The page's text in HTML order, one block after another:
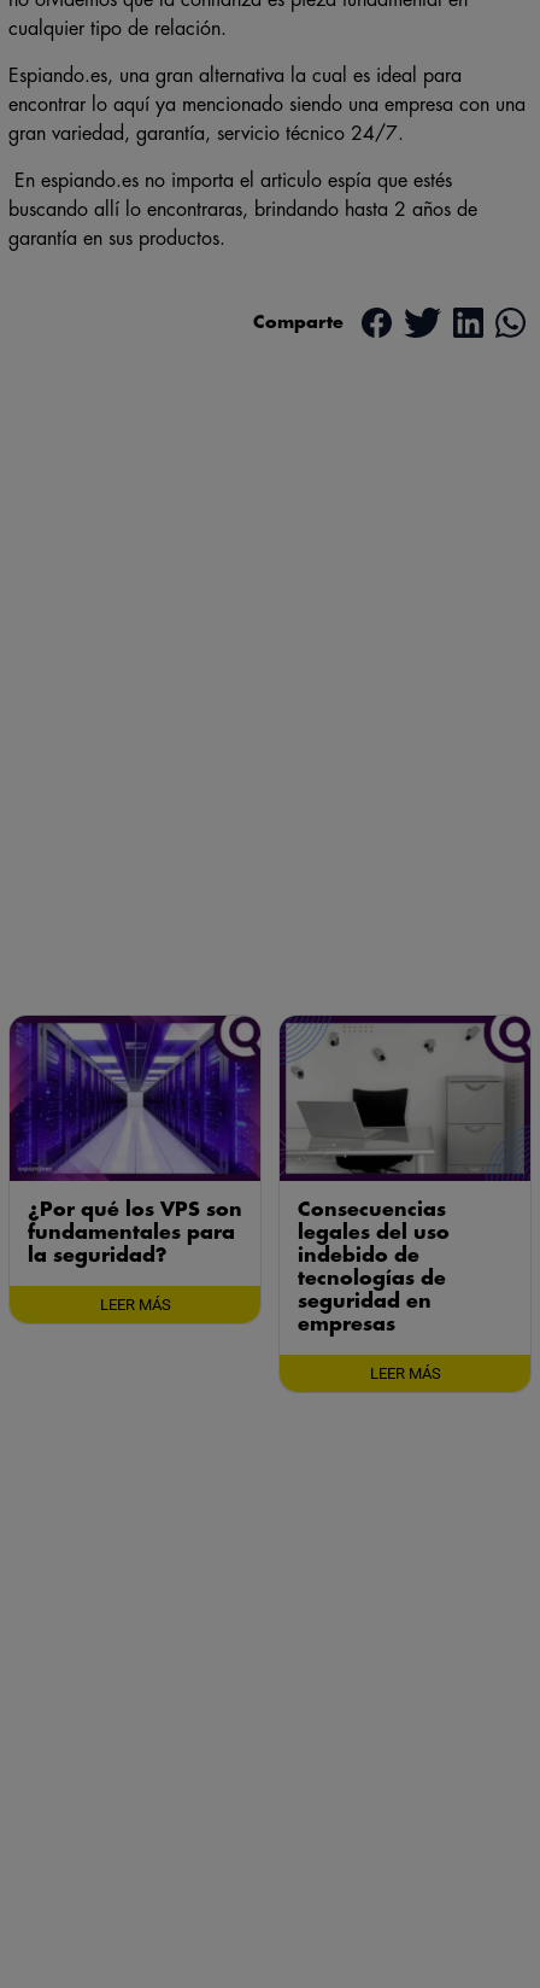
cualquier tipo de relación.
Espiando.es, una gran alternativa la cual es ideal para
encontrar lo aquí ya mencionado siendo una empresa con una
gran variedad, garantía, servicio técnico 24/7.
En espiando.es no importa el articulo espía que estés
buscando allí lo encontraras, brindando hasta 2 años de
garantía en sus productos.
Comparte
¿Por qué los VPS son
fundamentales para
la seguridad?
LEER MÁS
Consecuencias
legales del uso
indebido de
tecnologías de
seguridad en
empresas
LEER MÁS